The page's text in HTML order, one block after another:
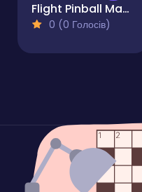
Flight Pinball Machine
0 (0 Голосів)